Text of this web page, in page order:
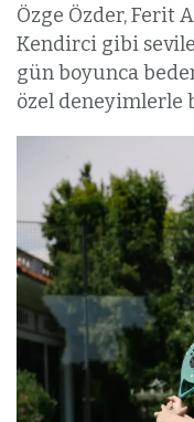
Özge Özder, Ferit
Kendirci gibi
gün boyunca
özel deneyimlerle